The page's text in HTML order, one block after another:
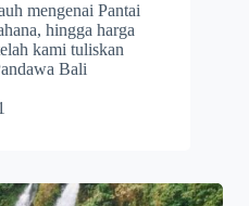
mengenai Pantai
hingga harga
kami tuliskan
Bali